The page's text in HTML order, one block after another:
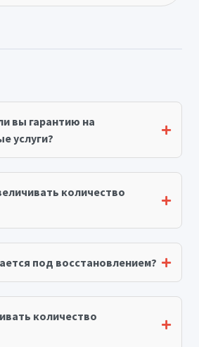
вы гарантию на
услуги?
количество
под восстановлением?
количество